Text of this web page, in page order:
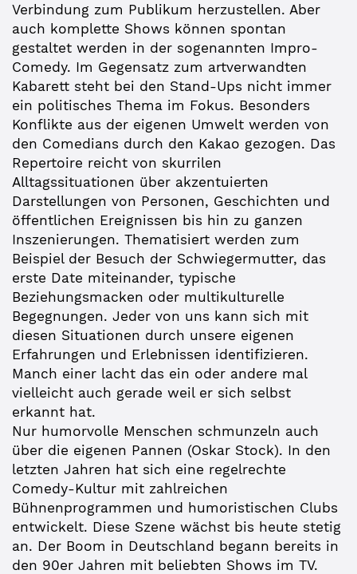
Verbindung zum Publikum herzustellen. Aber
auch komplette Shows können spontan
gestaltet werden in der sogenannten Impro-
Comedy. Im Gegensatz zum artverwandten
Kabarett steht bei den Stand-Ups nicht immer
ein politisches Thema im Fokus. Besonders
Konflikte aus der eigenen Umwelt werden von
den Comedians durch den Kakao gezogen. Das
Repertoire reicht von skurrilen
Alltagssituationen über akzentuierten
Darstellungen von Personen, Geschichten und
öffentlichen Ereignissen bis hin zu ganzen
Inszenierungen. Thematisiert werden zum
Beispiel der Besuch der Schwiegermutter, das
erste Date miteinander, typische
Beziehungsmacken oder multikulturelle
Begegnungen. Jeder von uns kann sich mit
diesen Situationen durch unsere eigenen
Erfahrungen und Erlebnissen identifizieren.
Manch einer lacht das ein oder andere mal
vielleicht auch gerade weil er sich selbst
erkannt hat.
Nur humorvolle Menschen schmunzeln auch
über die eigenen Pannen (Oskar Stock). In den
letzten Jahren hat sich eine regelrechte
Comedy-Kultur mit zahlreichen
Bühnenprogrammen und humoristischen Clubs
entwickelt. Diese Szene wächst bis heute stetig
an. Der Boom in Deutschland begann bereits in
den 90er Jahren mit beliebten Shows im TV.